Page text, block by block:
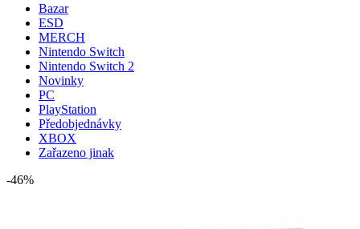
Bazar
ESD
MERCH
Nintendo Switch
Nintendo Switch 2
Novinky
PC
PlayStation
Předobjednávky
XBOX
Zařazeno jinak
-46%